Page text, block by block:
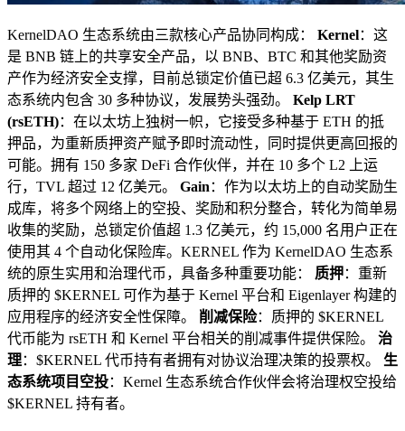
KernelDAO 生态系统由三款核心产品协同构成： Kernel：这
是 BNB 链上的共享安全产品，以 BNB、BTC 和其他奖励资
产作为经济安全支撑，目前总锁定价值已超 6.3 亿美元，其生
态系统内包含 30 多种协议，发展势头强劲。 Kelp LRT
(rsETH)：在以太坊上独树一帜，它接受多种基于 ETH 的抵
押品，为重新质押资产赋予即时流动性，同时提供更高回报的
可能。拥有 150 多家 DeFi 合作伙伴，并在 10 多个 L2 上运
行，TVL 超过 12 亿美元。 Gain ：作为以太坊上的自动奖励生
成库，将多个网络上的空投、奖励和积分整合，转化为简单易
收集的奖励，总锁定价值超 1.3 亿美元，约 15,000 名用户正在
使用其 4 个自动化保险库。KERNEL 作为 KernelDAO 生态系
统的原生实用和治理代币，具备多种重要功能： 质押：重新
质押的 $KERNEL 可作为基于 Kernel 平台和 Eigenlayer 构建的
应用程序的经济安全性保障。 削减保险：质押的 $KERNEL
代币能为 rsETH 和 Kernel 平台相关的削减事件提供保险。 治
理：$KERNEL 代币持有者拥有对协议治理决策的投票权。 生
态系统项目空投：Kernel 生态系统合作伙伴会将治理权空投给
$KERNEL 持有者。